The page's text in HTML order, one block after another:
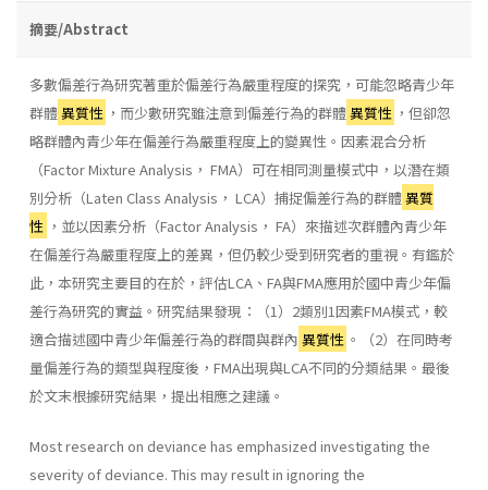
摘要/Abstract
多數偏差行為研究著重於偏差行為嚴重程度的探究，可能忽略青少年
群體異質性 ，而少數研究雖注意到偏差行為的群體異質性 ，但卻忽
略群體內青少年在偏差行為嚴重程度上的變異性。因素混合分析
（Factor Mixture Analysis， FMA）可在相同測量模式中，以潛在類
別分析（Laten Class Analysis， LCA）捕捉偏差行為的群體異質
性 ，並以因素分析（Factor Analysis， FA）來描述次群體內青少年
在偏差行為嚴重程度上的差異，但仍較少受到研究者的重視。有鑑於
此，本研究主要目的在於，評估LCA、FA與FMA應用於國中青少年偏
差行為研究的實益。研究結果發現：（1）2類別1因素FMA模式，較
適合描述國中青少年偏差行為的群間與群內 異質性 。（2）在同時考
量偏差行為的類型與程度後，FMA出現與LCA不同的分類結果。最後
於文末根據研究結果，提出相應之建議。
Most research on deviance has emphasized investigating the
severity of deviance. This may result in ignoring the